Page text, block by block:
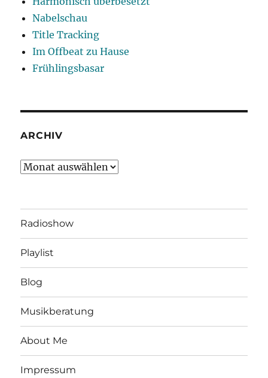
Nabelschau
Title Tracking
Im Offbeat zu Hause
Frühlingsbasar
ARCHIV
Archiv
Radioshow
Playlist
Blog
Musikberatung
About Me
Impressum